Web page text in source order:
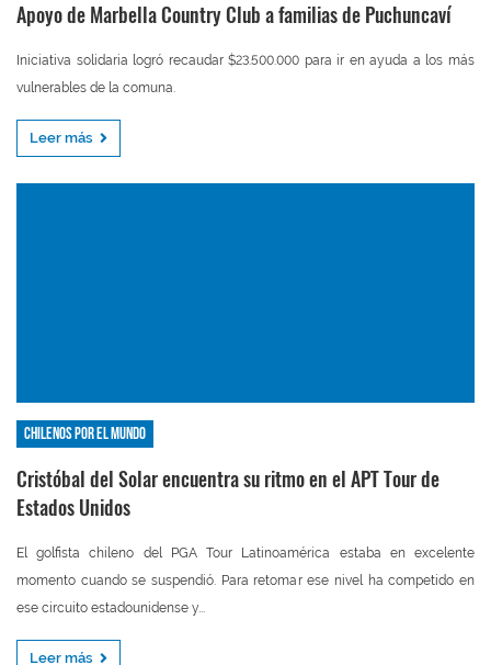
Apoyo de Marbella Country Club a familias de Puchuncaví
Iniciativa solidaria logró recaudar $23.500.000 para ir en ayuda a los más
vulnerables de la comuna.
Leer más
Chilenos por el mundo
Cristóbal del Solar encuentra su ritmo en el APT Tour de
Estados Unidos
El golfista chileno del PGA Tour Latinoamérica estaba en excelente
momento cuando se suspendió. Para retomar ese nivel ha competido en
ese circuito estadounidense y...
Leer más